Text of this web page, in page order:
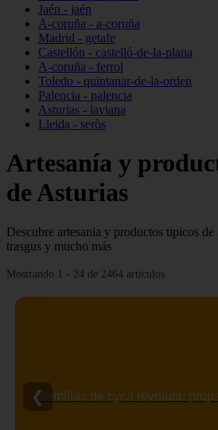
Jaén - jaén
A-coruña - a-coruña
Madrid - getafe
Castellón - castelló-de-la-plana
A-coruña - ferrol
Toledo - quintanar-de-la-orden
Palencia - palencia
Asturias - laviana
Lleida - seròs
Artesanía y
de Asturias
Descubre artesania y productos tipicos de
trasgus y mucho más
Mostrando 1 - 24 de 2464 artículos
Semillas de cyca revoluta:
❮